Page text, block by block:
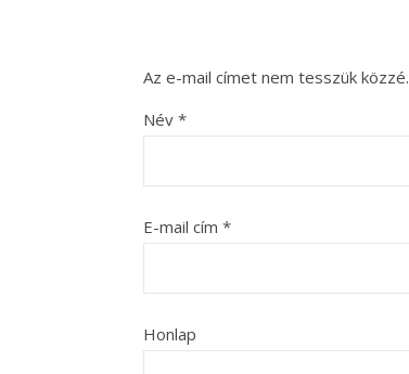
Az e-mail címet nem tesszük közzé.
Név *
E-mail cím *
Honlap